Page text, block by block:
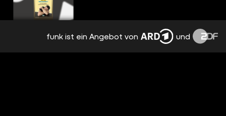
INSTAGRAM STORY VOM 17.07.2026
funk ist ein Angebot von und